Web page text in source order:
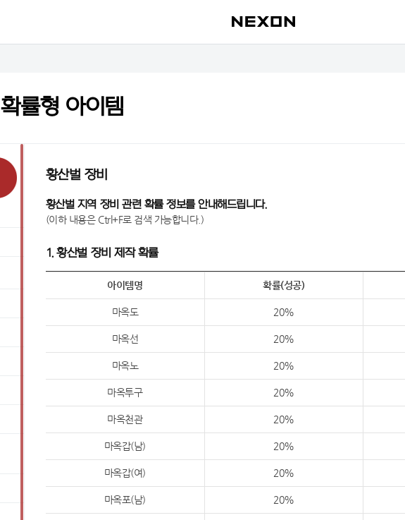
확률형 아이템
황산벌 장비
황산벌 지역 장비 관련 확률 정보를 안내해드립니다.
(이하 내용은 Ctrl+F로 검색 가능합니다.)
1. 황산벌 장비 제작 확률
아이템명 확률(성공)
마옥도 20%
마옥선 20%
마옥노 20%
마옥투구 20%
마옥천관 20%
마옥갑(남) 20%
마옥갑(여) 20%
마옥포(남) 20%